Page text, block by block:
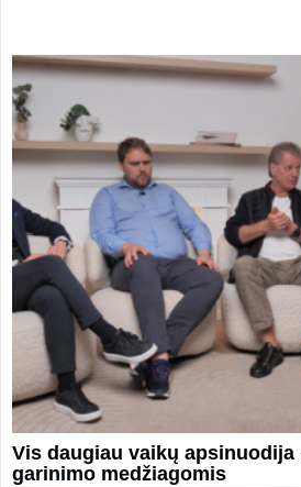
Vis daugiau vaikų
garinimo medžiagomis